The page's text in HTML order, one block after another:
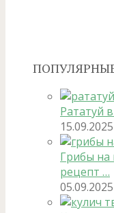
Рататуй
15.09.2025
Грибы на
рецепт …
05.09.2025